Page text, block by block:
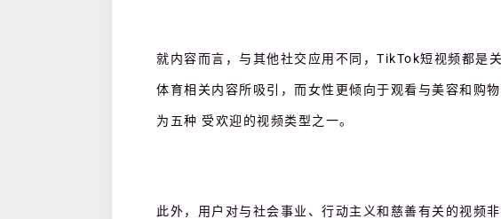
就内容而言，与其他社交应用不同， TikTok短视频都是
体育相关内容所吸引，而女性更倾向于观看与美容和购
为五种 受欢迎的视频类型之一。
此外，用户对与社会事业、行动主义和慈善有关的视频